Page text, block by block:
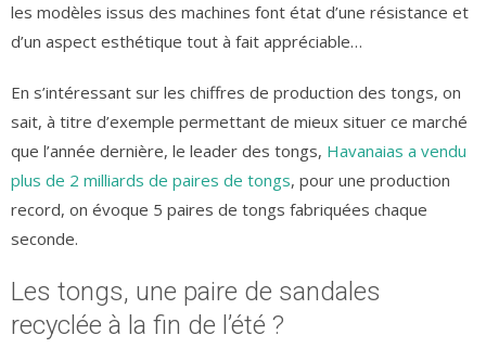
les modèles issus des machines font état d’une résistance et
d’un aspect esthétique tout à fait appréciable…
En s’intéressant sur les chiffres de production des tongs, on
sait, à titre d’exemple permettant de mieux situer ce marché
que l’année dernière, le leader des tongs, Havanaias a vendu
plus de 2 milliards de paires de tongs, pour une production
record, on évoque 5 paires de tongs fabriquées chaque
seconde.
Les tongs, une paire de sandales
recyclée à la fin de l’été ?